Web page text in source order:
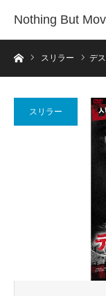
Nothing But
ホームスリラー デ
スリラー